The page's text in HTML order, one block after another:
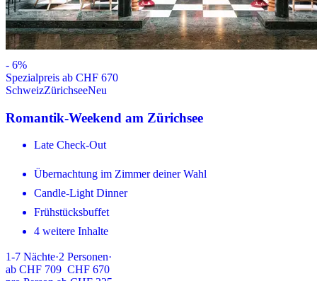
- 6%
Spezialpreis ab CHF 670
SchweizZürichseeNeu
Romantik-Weekend am Zürichsee
Late Check-Out
Übernachtung im Zimmer deiner Wahl
Candle-Light Dinner
Frühstücksbuffet
4 weitere Inhalte
1-7 Nächte·2 Personen·
ab CHF 709 CHF 670